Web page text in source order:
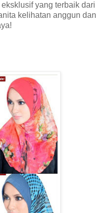
yang terbaik dari
kelihatan anggun dan